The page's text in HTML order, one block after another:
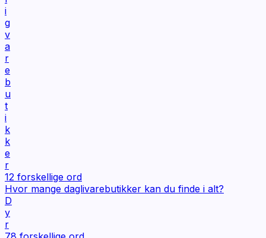
i
g
v
a
r
e
b
u
t
i
k
k
e
r
12 forskellige ord
Hvor mange daglivarebutikker kan du finde i alt?
D
y
r